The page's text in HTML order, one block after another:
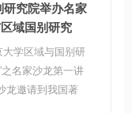
究院举办名家
域国别研究
学区域与国别研
之名家沙龙第一讲
龙邀请到我国著